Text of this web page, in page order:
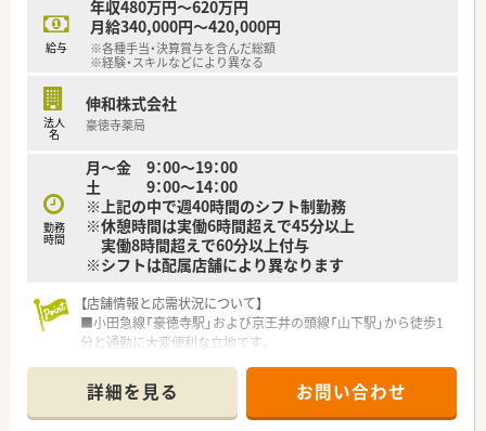
給与
年収480万円～620万円
月給340,000円～420,000円
※各種手当・決算賞与を含んだ総額
※経験・スキルなどにより異なる
法人
名
伸和株式会社
豪徳寺薬局
勤務
時間
月～金 9：00～19：00
土 9：00～14：00
※上記の中で週40時間のシフト制勤務
※休憩時間は実働6時間超えで45分以上
実働8時間超えで60分以上付与
※シフトは配属店舗により異なります
【店舗情報と応需状況について】
■小田急線「豪徳寺駅」および京王井の頭線「山下駅」から徒歩1
分と通勤に大変便利な立地です。
クリニックからの面対応も行っています。
■処方箋枚数は月間約2,500枚に対応しており、常時3名から4名
の薬剤師体制で運営しています。
詳細を見る お問い合わせ